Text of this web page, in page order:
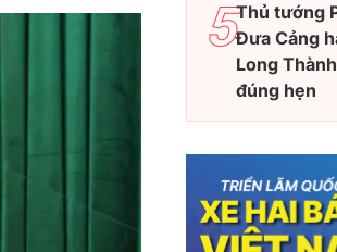
Thủ tướng
Đưa Cảng
Long
đúng hẹn